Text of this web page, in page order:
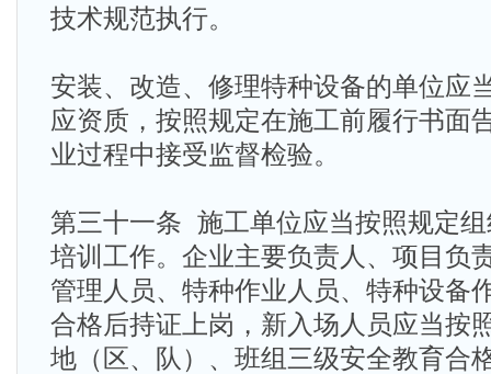
技术规范执行。
安装、改造、修理特种设备的单位应
应资质，按照规定在施工前履行书面
业过程中接受监督检验。
第三十一条 施工单位应当按照规定
培训工作。企业主要负责人、项目负
管理人员、特种作业人员、特种设备
合格后持证上岗，新入场人员应当按
地（区、队）、班组三级安全教育合